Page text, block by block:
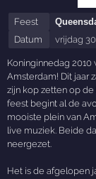
Feest
Datum
vrijdag
Koninginnedag
Amsterdam! Dit jaar
zijn kop zetten op de
feest begint al de
mooiste plein van
live muziek. Beide
neergezet.
Het is de afgelopen